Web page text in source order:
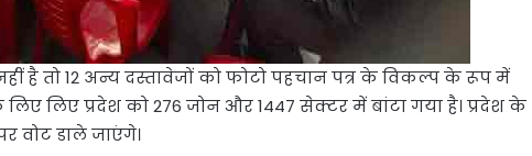
है तो 12 अन्य दस्तावेजों को फोटो पहचान पत्र के विकल्प के रूप में
लिए प्रदेश को 276 जोन और 1447 सेक्टर में बांटा गया है। प्रदेश के
वोट डाले जाएंगे।